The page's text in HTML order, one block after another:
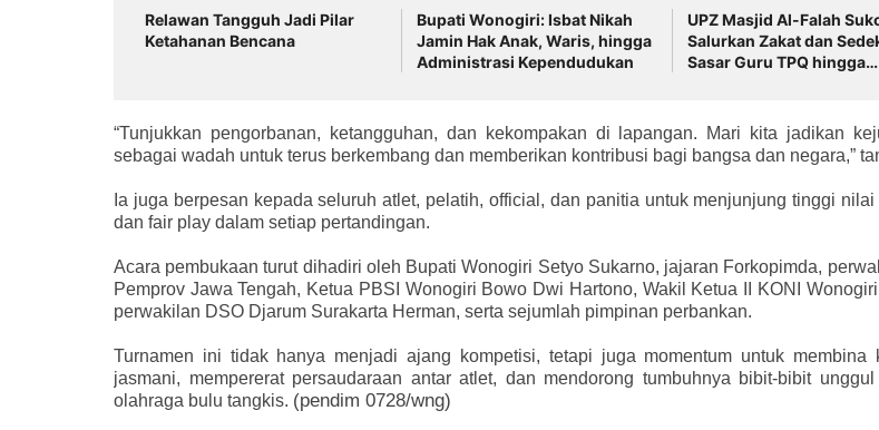
Relawan Tangguh Jadi Pilar
Ketahanan Bencana
Bupati Wonogiri: Isbat Nikah
Jamin Hak Anak, Waris, hingga
Administrasi Kependudukan
UPZ Masjid Al-Falah
Salurkan Zakat dan
Sasar Guru TPQ hingga
“Tunjukkan pengorbanan, ketangguhan, dan kekompakan di lapangan. Mari kita jadikan
sebagai wadah untuk terus berkembang dan memberikan kontribusi bagi bangsa dan negara,”
Ia juga berpesan kepada seluruh atlet, pelatih, official, dan panitia untuk menjunjung tinggi
dan fair play dalam setiap pertandingan.
Acara pembukaan turut dihadiri oleh Bupati Wonogiri Setyo Sukarno, jajaran Forkopimda,
Pemprov Jawa Tengah, Ketua PBSI Wonogiri Bowo Dwi Hartono, Wakil Ketua II KONI
perwakilan DSO Djarum Surakarta Herman, serta sejumlah pimpinan perbankan.
Turnamen ini tidak hanya menjadi ajang kompetisi, tetapi juga momentum untuk membina
jasmani, mempererat persaudaraan antar atlet, dan mendorong tumbuhnya bibit-bibit
olahraga bulu tangkis. (pendim 0728/wng)